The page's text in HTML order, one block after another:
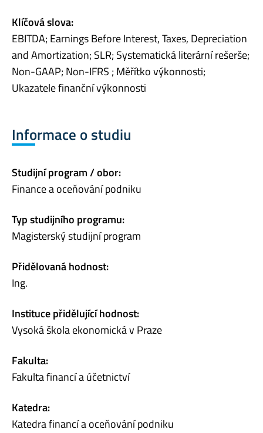
Klíčová slova:
EBITDA; Earnings Before Interest, Taxes, Depreciation
and Amortization; SLR; Systematická literární rešerše;
Non-GAAP; Non-IFRS ; Měřítko výkonnosti;
Ukazatele finanční výkonnosti
Informace o studiu
Studijní program / obor:
Finance a oceňování podniku
Typ studijního programu:
Magisterský studijní program
Přidělovaná hodnost:
Ing.
Instituce přidělující hodnost:
Vysoká škola ekonomická v Praze
Fakulta:
Fakulta financí a účetnictví
Katedra:
Katedra financí a oceňování podniku